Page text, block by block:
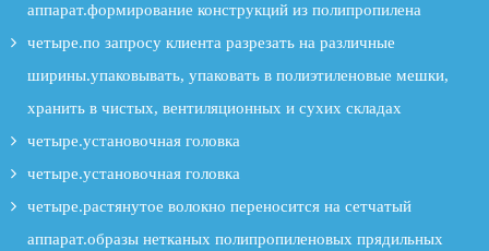
аппарат.формирование конструкций из полипропилена
четыре.по запросу клиента разрезать на различные
ширины.упаковывать, упаковать в полиэтиленовые мешки,
хранить в чистых, вентиляционных и сухих складах
четыре.установочная головка
четыре.установочная головка
четыре.растянутое волокно переносится на сетчатый
аппарат.образы нетканых полипропиленовых прядильных